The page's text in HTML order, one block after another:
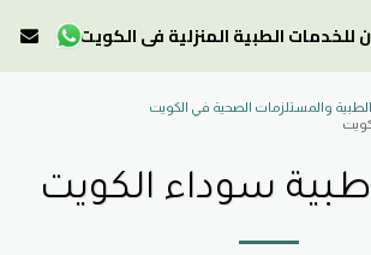
للخدمات الطبية المنزلية في الكويت
والمستلزمات الصحية في الكويت
سوداء الكويت